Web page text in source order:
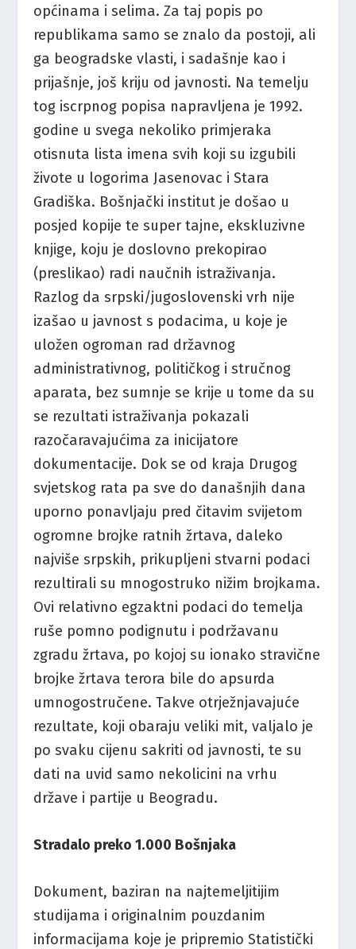
općinama i selima. Za taj popis po
republikama samo se znalo da postoji, ali
ga beogradske vlasti, i sadašnje kao i
prijašnje, još kriju od javnosti. Na temelju
tog iscrpnog popisa napravljena je 1992.
godine u svega nekoliko primjeraka
otisnuta lista imena svih koji su izgubili
živote u logorima Jasenovac i Stara
Gradiška. Bošnjački institut je došao u
posjed kopije te super tajne, ekskluzivne
knjige, koju je doslovno prekopirao
(preslikao) radi naučnih istraživanja.
Razlog da srpski/jugoslovenski vrh nije
izašao u javnost s podacima, u koje je
uložen ogroman rad državnog
administrativnog, političkog i stručnog
aparata, bez sumnje se krije u tome da su
se rezultati istraživanja pokazali
razočaravajućima za inicijatore
dokumentacije. Dok se od kraja Drugog
svjetskog rata pa sve do današnjih dana
uporno ponavljaju pred čitavim svijetom
ogromne brojke ratnih žrtava, daleko
najviše srpskih, prikupljeni stvarni podaci
rezultirali su mnogostruko nižim brojkama.
Ovi relativno egzaktni podaci do temelja
ruše pomno podignutu i podržavanu
zgradu žrtava, po kojoj su ionako stravične
brojke žrtava terora bile do apsurda
umnogostručene. Takve otrježnjavajuće
rezultate, koji obaraju veliki mit, valjalo je
po svaku cijenu sakriti od javnosti, te su
dati na uvid samo nekolicini na vrhu
države i partije u Beogradu.
Stradalo preko 1.000 Bošnjaka
Dokument, baziran na najtemeljitijim
studijama i originalnim pouzdanim
informacijama koje je pripremio Statistički